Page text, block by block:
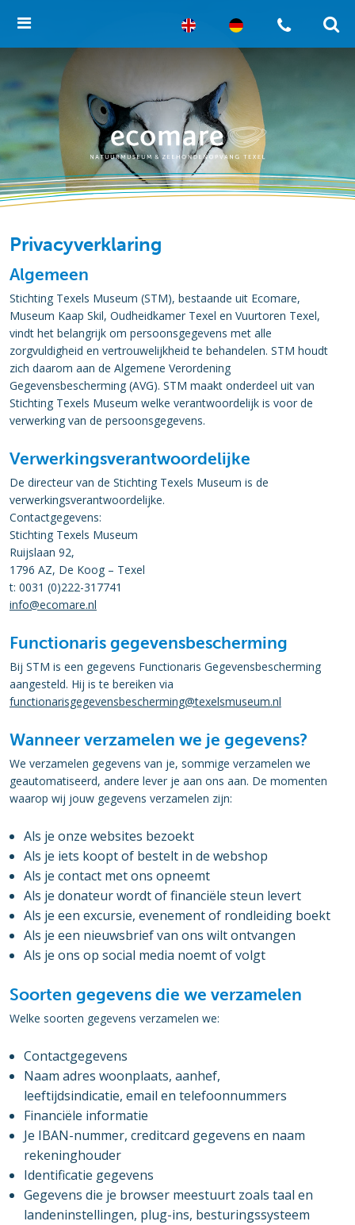
Privacyverklaring
Algemeen
Stichting Texels Museum (STM), bestaande uit Ecomare,
Museum Kaap Skil, Oudheidkamer Texel en Vuurtoren Texel,
vindt het belangrijk om persoonsgegevens met alle
zorgvuldigheid en vertrouwelijkheid te behandelen. STM houdt
zich daarom aan de Algemene Verordening
Gegevensbescherming (AVG). STM maakt onderdeel uit van
Stichting Texels Museum welke verantwoordelijk is voor de
verwerking van de persoonsgegevens.
Verwerkingsverantwoordelijke
De directeur van de Stichting Texels Museum is de
verwerkingsverantwoordelijke.
Contactgegevens:
Stichting Texels Museum
Ruijslaan 92,
1796 AZ, De Koog – Texel
t: 0031 (0)222-317741
info@ecomare.nl
Functionaris gegevensbescherming
Bij STM is een gegevens Functionaris Gegevensbescherming
aangesteld. Hij is te bereiken via
functionarisgegevensbescherming@texelsmuseum.nl
Wanneer verzamelen we je gegevens?
We verzamelen gegevens van je, sommige verzamelen we
geautomatiseerd, andere lever je aan ons aan. De momenten
waarop wij jouw gegevens verzamelen zijn:
Als je onze websites bezoekt
Als je iets koopt of bestelt in de webshop
Als je contact met ons opneemt
Als je donateur wordt of financiële steun levert
Als je een excursie, evenement of rondleiding boekt
Als je een nieuwsbrief van ons wilt ontvangen
Als je ons op social media noemt of volgt
Soorten gegevens die we verzamelen
Welke soorten gegevens verzamelen we:
Contactgegevens
Naam adres woonplaats, aanhef,
leeftijdsindicatie, email en telefoonnummers
Financiële informatie
Je IBAN-nummer, creditcard gegevens en naam
rekeninghouder
Identificatie gegevens
Gegevens die je browser meestuurt zoals taal en
landeninstellingen, plug-ins, besturingssysteem